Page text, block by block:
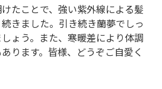
たことで、強い紫外線による髪
きました。引き続き蘭夢でしっ
ょう。また、寒暖差により体調
ります。皆様、どうぞご自愛く